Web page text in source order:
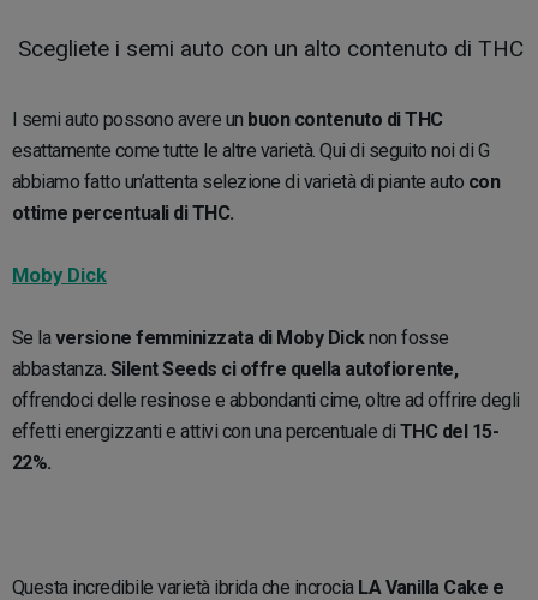
Scegliete i semi auto con un alto contenuto di THC
I semi auto possono avere un buon contenuto di THC
esattamente come tutte le altre varietà. Qui di seguito noi di G
abbiamo fatto un’attenta selezione di varietà di piante auto con
ottime percentuali di THC.
Moby Dick
Se la versione femminizzata di Moby Dick non fosse
abbastanza. Silent Seeds ci offre quella autofiorente,
offrendoci delle resinose e abbondanti cime, oltre ad offrire degli
effetti energizzanti e attivi con una percentuale di THC del 15-
22%.
Questa incredibile varietà ibrida che incrocia LA Vanilla Cake e